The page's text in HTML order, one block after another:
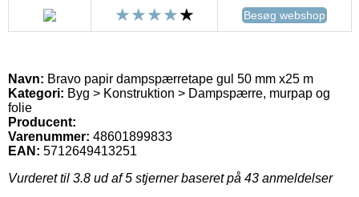
Besøg webshop
Navn: Bravo papir dampspærretape gul 50 mm x25 m
Kategori: Byg > Konstruktion > Dampspærre, murpap og
folie
Producent:
Varenummer: 48601899833
EAN: 5712649413251
Vurderet til 3.8 ud af 5 stjerner baseret på 43 anmeldelser